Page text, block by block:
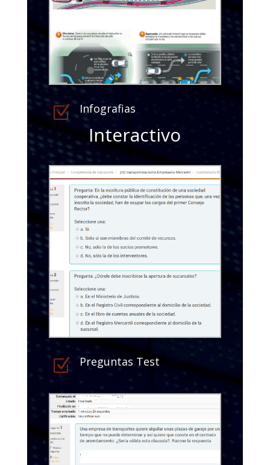
Z Infografias
Interactivo
Z Preguntas Test